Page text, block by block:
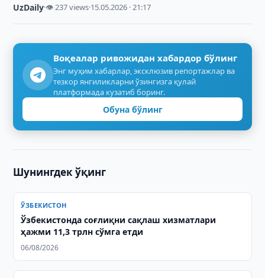
UzDaily·👁 237 views·15.05.2026 · 21:17
Воқеалар ривожидан хабардор бўлинг
Энг муҳим хабарлар, эксклюзив репортажлар ва
тезкор янгиликларни ўзингизга қулай
платформада кузатиб боринг.
Обуна бўлинг
Шунингдек ўқинг
ЎЗБЕКИСТОН
Ўзбекистонда соғлиқни сақлаш хизматлари
ҳажми 11,3 трлн сўмга етди
06/08/2026